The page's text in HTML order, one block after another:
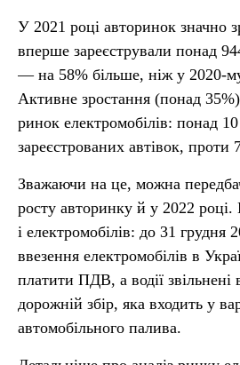
У 2021 році авторинок значно
вперше зареєстрували понад
— на 58% більше, ніж у 2020-
Активне зростання (понад
ринок електромобілів: понад
зареєстрованих автівок, проти
Зважаючи на це, можна
росту авторинку й у 2022 році.
і електромобілів: до 31 грудня
ввезення електромобілів в
платити ПДВ, а водії звільнені
дорожній збір, яка входить у
автомобільного палива.